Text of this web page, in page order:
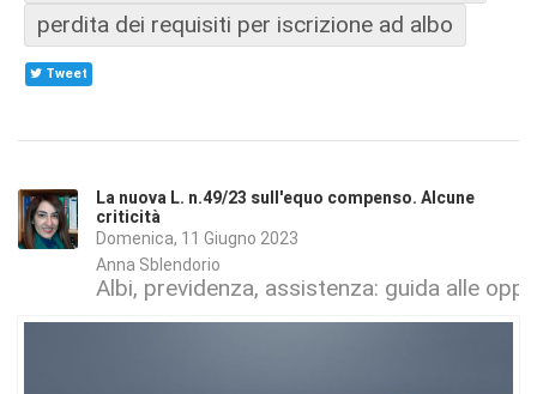
perdita dei requisiti per iscrizione ad albo
Tweet
La nuova L. n.49/23 sull'equo compenso. Alcune
criticità
Domenica, 11 Giugno 2023
Anna Sblendorio
Albi, previdenza, assistenza: guida alle